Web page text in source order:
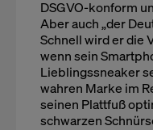
DSGVO-konform
Aber auch „der
Schnell wird er die
wenn sein
Lieblingssneaker
wahren Marke im
seinen Plattfuß
schwarzen